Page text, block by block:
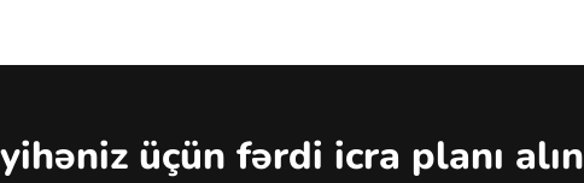
üçün fərdi icra planı alın